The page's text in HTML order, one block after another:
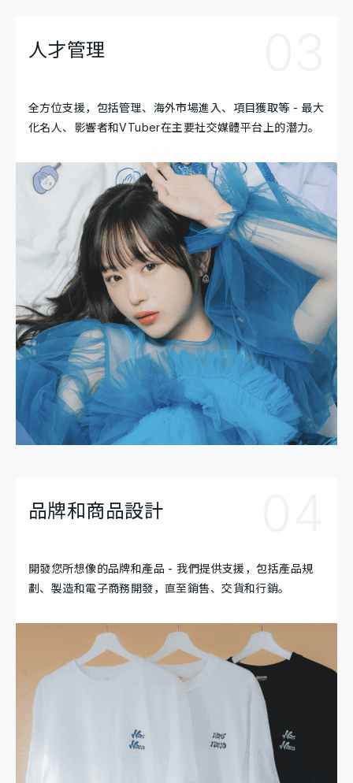
人才管理
全方位支援，包括管理、海外市場進入、項目獲取等 - 最大
化名人、影響者和VTuber在主要社交媒體平台上的潛力。
品牌和商品設計
開發您所想像的品牌和產品 - 我們提供支援，包括產品規
劃、製造和電子商務開發，直至銷售、交貨和行銷。